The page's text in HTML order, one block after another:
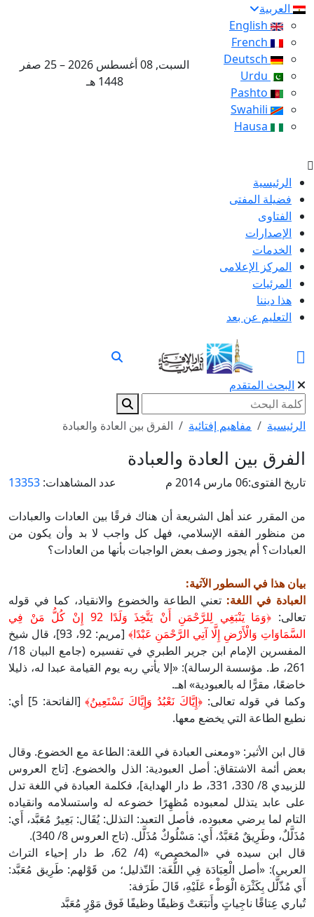
العربية
السبت, 08 أغسطس 2026 – 25 صفر
1448 هـ
الرئيسية
فضيلة المفتى
الفتاوى
الإصدارات
الخدمات
المركز الإعلامى
المرئيات
هذا ديننا
التعليم عن بعد
البحث المتقدم
الرئيسية مفاهيم إفتائية الفرق بين العادة والعبادة
الفرق بين العادة والعبادة
تاريخ الفتوى:06 مارس 2014 م عدد المشاهدات: 13353
من المقرر عند أهل الشريعة أن هناك فرقًا بين العادات والعبادات
من منظور الفقه الإسلامي، فهل كل واجب لا بد وأن يكون من
العبادات؟ أم يجوز وصف بعض الواجبات بأنها من العادات؟
بيان هذا في السطور الآتية:
العبادة في اللغة: تعني الطاعة والخضوع والانقياد، كما في قوله
تعالى: ﴿وَمَا
يَنْبَغِي لِلرَّحْمَنِ أَنْ يَتَّخِذَ وَلَدًا 92 إِنْ كُلُّ مَنْ فِي
السَّمَاوَاتِ وَالْأَرْضِ إِلَّا آتِي الرَّحْمَنِ عَبْدًا﴾
[مريم: 92، 93]، قال شيخ
المفسرين الإمام ابن جرير الطبري في تفسيره (جامع البيان 18/
261، ط. مؤسسة الرسالة): «إلا يأتي ربه يوم القيامة عبدا له، ذليلا
خاضعًا، مقرًّا له بالعبودية» اهـ.
وكما في قوله تعالى:﴿إِيَّاكَ نَعْبُدُ وَإِيَّاكَ نَسْتَعِينُ﴾
[الفاتحة: 5] أي:
نطيع الطاعة التي يخضع معها.
قال ابن الأثير: «ومعنى العبادة في اللغة: الطاعة مع الخضوع. وقال
بعض أئمة الاشتقاق: أصل العبودية: الذل والخضوع. [تاج العروس
للزبيدي 8/ 330، 331، ط دار الهداية]، فكلمة العبادة في اللغة تدل
على عابد يتذلل لمعبوده مُظهِرًا خضوعه له واستسلامه وانقياده
التام لما يرضي معبوده، فأصل التعبد: التذلل: يُقَال: بَعِيرٌ مُعَبَّد، أَي:
مُذَلَّلٌ، وطَرِيقٌ مُعَبَّدٌ، أَي: مَسْلُوكٌ مُذَلَّل. (تاج العروس 8/ 340).
قال ابن سيده في «المخصص» (4/ 62، ط دار إحياء التراث
العربي): «أصل الْعِبَادَة فِي اللُّغَة: التّذليل؛ من قَوْلهم: طَرِيق مُعَبَّد:
أَي مُذّلَّل بِكَثْرَة الْوَطْء عَلَيْهِ، قَالَ طَرَفة:
تُباري عِتاقًا ناجِياتٍ وأَتبَعَتْ وَظيفًا وظيفًا فَوق مَوْرٍ مُعَبَّد